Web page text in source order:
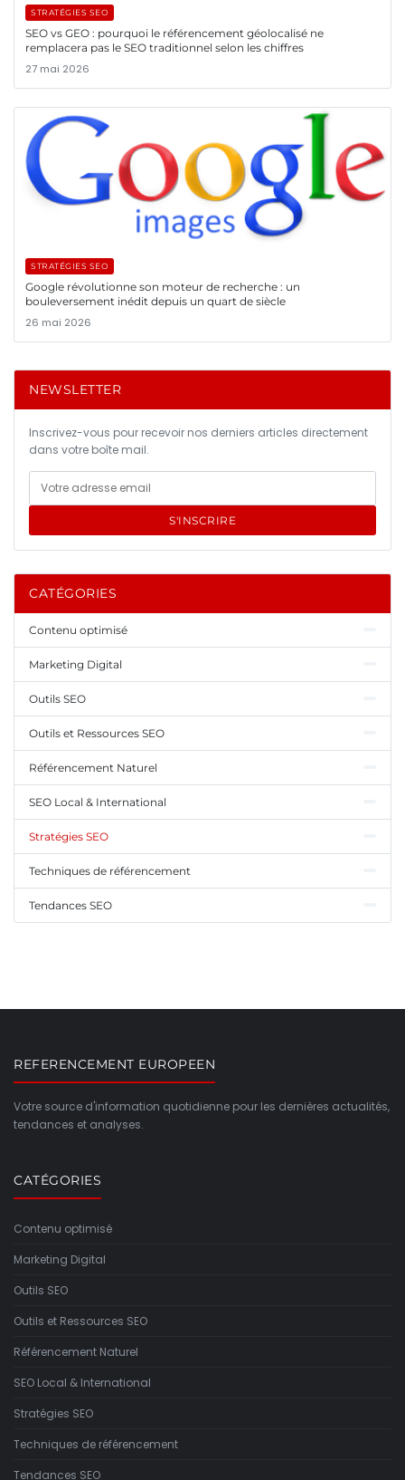
STRATÉGIES SEO
SEO vs GEO : pourquoi le référencement géolocalisé ne
remplacera pas le SEO traditionnel selon les chiffres
27 mai 2026
STRATÉGIES SEO
Google révolutionne son moteur de recherche : un
bouleversement inédit depuis un quart de siècle
26 mai 2026
NEWSLETTER
Inscrivez-vous pour recevoir nos derniers articles directement
dans votre boîte mail.
S'INSCRIRE
CATÉGORIES
Contenu optimisé
Marketing Digital
Outils SEO
Outils et Ressources SEO
Référencement Naturel
SEO Local & International
Stratégies SEO
Techniques de référencement
Tendances SEO
REFERENCEMENT EUROPEEN
Votre source d'information quotidienne pour les dernières actualités,
tendances et analyses.
CATÉGORIES
Contenu optimisé
Marketing Digital
Outils SEO
Outils et Ressources SEO
Référencement Naturel
SEO Local & International
Stratégies SEO
Techniques de référencement
Tendances SEO